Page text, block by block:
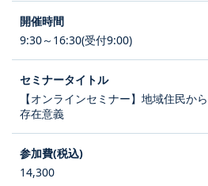
9:30～16:30(受付9:00)
【オンラインセミナー】地域住民か
存在意義
14,300